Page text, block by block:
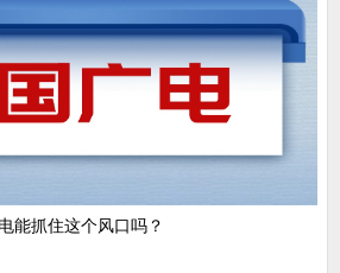
能抓住这个风口吗？